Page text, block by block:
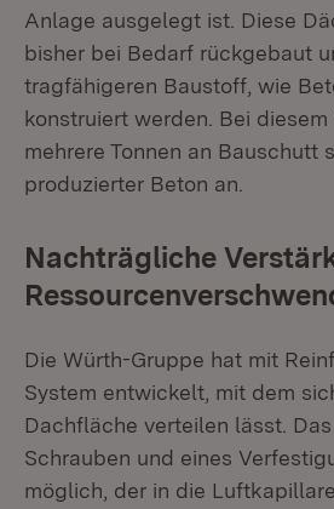
Anlage ausgelegt ist. Diese
bisher bei Bedarf rückgebaut
tragfähigeren Baustoff, wie
konstruiert werden. Bei
mehrere Tonnen an Bauschutt
produzierter Beton an.
Nachträgliche
Die Würth-Gruppe hat mit
System entwickelt, mit dem
Dachfläche verteilen lässt.
Schrauben und eines
möglich, der in die